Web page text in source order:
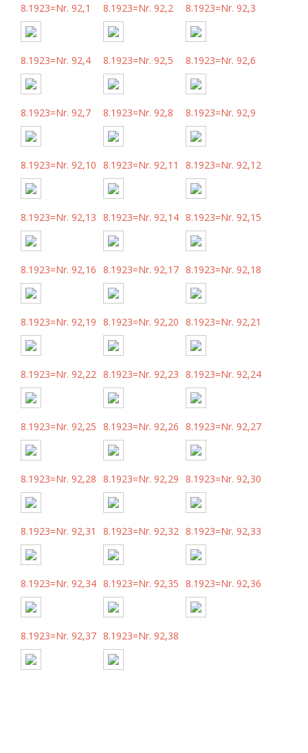
8.1923=Nr. 92,1 8.1923=Nr. 92,2 8.1923=Nr. 92,3
8.1923=Nr. 92,4 8.1923=Nr. 92,5 8.1923=Nr. 92,6
8.1923=Nr. 92,7 8.1923=Nr. 92,8 8.1923=Nr. 92,9
8.1923=Nr. 92,10 8.1923=Nr. 92,11 8.1923=Nr. 92,12
8.1923=Nr. 92,13 8.1923=Nr. 92,14 8.1923=Nr. 92,15
8.1923=Nr. 92,16 8.1923=Nr. 92,17 8.1923=Nr. 92,18
8.1923=Nr. 92,19 8.1923=Nr. 92,20 8.1923=Nr. 92,21
8.1923=Nr. 92,22 8.1923=Nr. 92,23 8.1923=Nr. 92,24
8.1923=Nr. 92,25 8.1923=Nr. 92,26 8.1923=Nr. 92,27
8.1923=Nr. 92,28 8.1923=Nr. 92,29 8.1923=Nr. 92,30
8.1923=Nr. 92,31 8.1923=Nr. 92,32 8.1923=Nr. 92,33
8.1923=Nr. 92,34 8.1923=Nr. 92,35 8.1923=Nr. 92,36
8.1923=Nr. 92,37 8.1923=Nr. 92,38